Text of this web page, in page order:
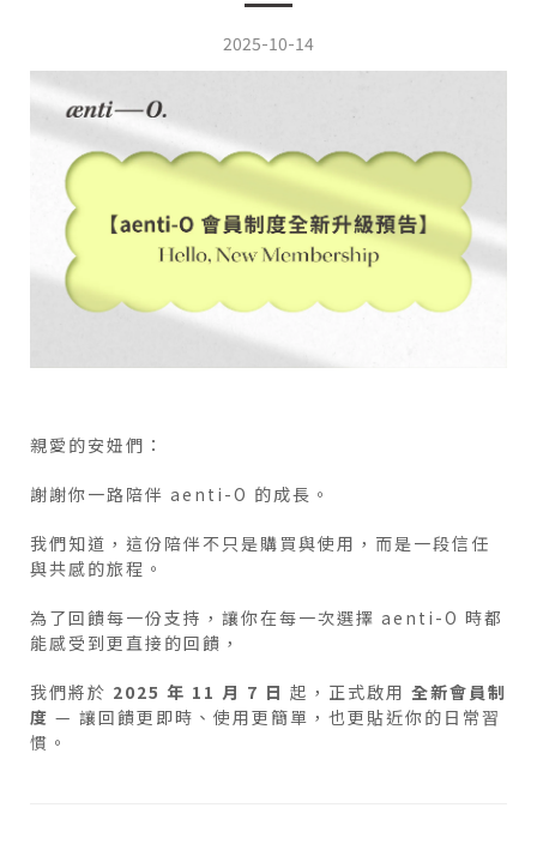
2025-10-14
親愛的安妞們：
謝謝你一路陪伴 aenti-O 的成長。
我們知道，這份陪伴不只是購買與使用，而是一段信任
與共感的旅程。
為了回饋每一份支持，讓你在每一次選擇 aenti-O 時都
能感受到更直接的回饋，
我們將於 2025 年 11 月 7 日 起，正式啟用 全新會員制
度 — 讓回饋更即時、使用更簡單，也更貼近你的日常習
慣。